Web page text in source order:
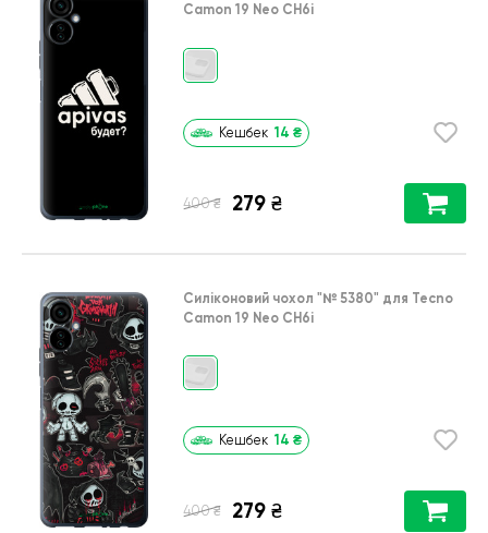
Camon 19 Neo CH6i
Кешбек 14 ₴
400 ₴ 279 ₴
Силіконовий чохол "№ 5380" для Tecno
Camon 19 Neo CH6i
Кешбек 14 ₴
400 ₴ 279 ₴